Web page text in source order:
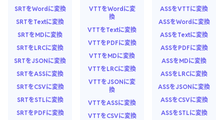
SRTをWordに変換
SRTをTextに変換
SRTをMDに変換
SRTをLRCに変換
SRTをJSONに変換
SRTをASSに変換
SRTをCSVに変換
SRTをSTLに変換
SRTをPDFに変換
VTTをWordに変
換
VTTをTextに変換
VTTをPDFに変換
VTTをMDに変換
VTTをLRCに変換
VTTをJSONに変
換
VTTをASSに変換
VTTをCSVに変換
ASSをVTTに変換
ASSをWordに変換
ASSをTextに変換
ASSをPDFに変換
ASSをMDに変換
ASSをLRCに変換
ASSをJSONに変換
ASSをCSVに変換
ASSをSTLに変換